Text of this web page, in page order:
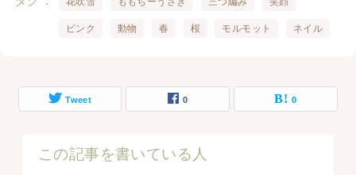
ピンク 動物 春 桜 モルモット ネイル
Tweet 0 0
この記事を書いている人